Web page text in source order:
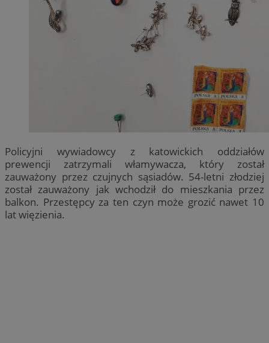
Policyjni wywiadowcy z katowickich oddziałów
prewencji zatrzymali włamywacza, który został
zauważony przez czujnych sąsiadów. 54-letni złodziej
został zauważony jak wchodził do mieszkania przez
balkon. Przestępcy za ten czyn może grozić nawet 10
lat więzienia.